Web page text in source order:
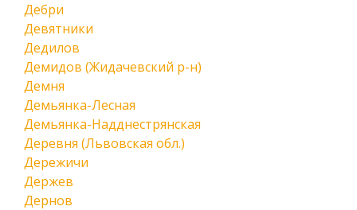
Дебри
Девятники
Дедилов
Демидов (Жидачевский р-н)
Демня
Демьянка-Лесная
Демьянка-Надднестрянская
Деревня (Львовская обл.)
Дережичи
Держев
Дернов